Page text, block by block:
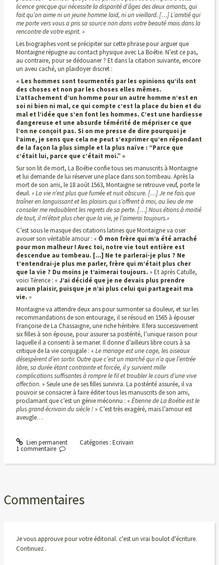
licence grecque qui nécessite la disparité d’âges des deux amants, qui
fait qu’on aime ni un jeune homme laid, ni un vieillard. […] L’amitié qui
me porte vers vous a pris sa source non dans votre beauté mais dans la
rencontre de votre esprit. »
Les biographes vont se précipiter sur cette phrase pour arguer que
Montaigne répugne au contact physique avec La Boétie. N’est ce pas,
au contraire, pour se dédouaner ? Et dans la citation suivante, encore
un aveu caché, un plaidoyer discret :
« Les hommes sont tourmentés par les opinions qu’ils ont
des choses et non par les choses elles mêmes.
L’attachement d’un homme pour un autre homme n’est en
soi ni bien ni mal, ce qui compte c’est la place du bien et du
mal et l’idée que s’en font les hommes. C’est une hardiesse
dangereuse et une absurde témérité de mépriser ce que
l’on ne conçoit pas. Si on me presse de dire pourquoi je
l’aime, je sens que cela ne peut s’exprimer qu’en répondant
de la façon la plus simple et la plus naïve : “Parce que
c’était lui, parce que c’était moi.” »
Sur son lit de mort, La Boétie confie tous ses manuscrits à Montaigne
et lui demande de lui réserver une place dans son tombeau. Après la
mort de son ami, le 18 août 1563, Montaigne se retrouve veuf, porte le
deuil. « La vie n’est plus que fumée et nuit obscure. […] Je ne fais que
traîner en languissant et les plaisirs qui s’offrent à moi, au lieu de me
consoler me redoublent les regrets de sa perte. […] Nous étions à moitié
de tout, ilm’était plus cher que la vie, je l’aimerai toujours.»
C’est sous le masque des citations latines que Montaigne va oser
avouer son véritable amour : « Ô mon frère qui m’a été arraché
pour mon malheur! Avec toi, notre vie tout entière est
descendue au tombeau. […] Ne te parlerai-je plus ? Ne
t’entendrai-je plus me parler, frère qui m’était plus cher
que la vie ? Du moins je t’aimerai toujours. » Et après Catulle,
voici Térence : « J’ai décidé que je ne devais plus prendre
aucun plaisir, puisque je n’ai plus celui qui partageait ma
vie. »
Montaigne va attendre deux ans pour surmonter sa douleur, et sur les
recommandations de son entourage, il se résoud en 1565 à épouser
Françoise de La Chassaigne, une riche héritière. Il fera successivement
six filles à son épouse, pour assurer sa postérité, l’unique raison pour
laquelle il a consenti à se marier. Il donne d’ailleurs libre cours à sa
critique de la vie conjugale : « Le mariageest une cage, les oiseaux
désespèrent d’en sortir. Outre que c’est un marché qui n’a que l’entrée
libre, sa durée étant contrainte et forcée, il y survient mille
complications suffisantes à rompre le fil et troubler le cours d’une vive
affection. » Seule une de ses filles survivra. La postérité assurée, il va
pouvoir se consacrer à faire éditer tous les manuscrits de son ami,
proclamant que c’est un génie méconnu : « Étienne de La Boétie est le
plus grand écrivain du siècle !» C’est très exagéré, mais l’amour est
aveugle…
Lien permanent Catégories : Ecrivain
1 commentaire
Commentaires
Je vous approuve pour votre éditorial. c'est un vrai boulot d'écriture.
Continuez .